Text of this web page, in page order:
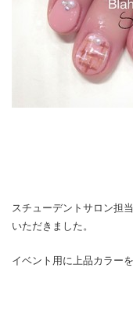
スチューデントサロン担
いただきました。
イベント用に上品カラー